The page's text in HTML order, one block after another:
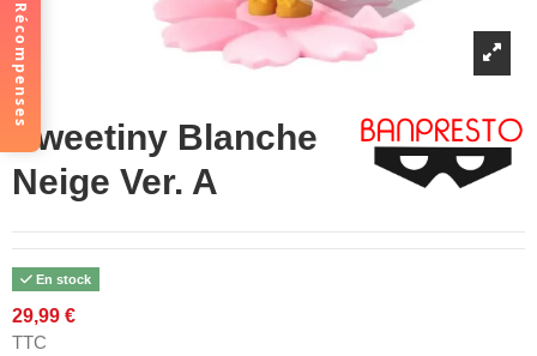
Sweetiny Blanche
Neige Ver. A
En stock
29,99 €
TTC
Récompenses